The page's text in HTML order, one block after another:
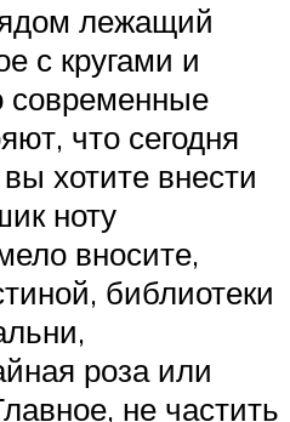
лежащий
с кругами и
современные
что сегодня
хотите внести
ноту
вносите,
библиотеки
роза или
не частить